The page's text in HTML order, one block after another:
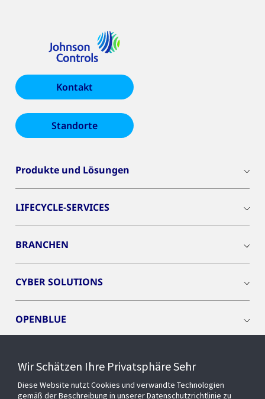
Kontakt
Standorte
Produkte und Lösungen
LIFECYCLE-SERVICES
BRANCHEN
CYBER SOLUTIONS
OPENBLUE
EVENTS
Wir Schätzen Ihre Privatsphäre Sehr
Diese Website nutzt Cookies und verwandte Technologien
gemäß der Beschreibung in unserer Datenschutzrichtlinie zu